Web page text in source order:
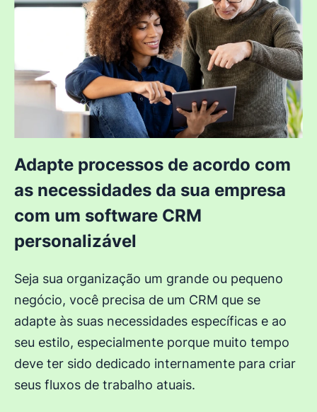
Adapte processos de acordo com
as necessidades da sua empresa
com um software CRM
personalizável
Seja sua organização um grande ou pequeno
negócio, você precisa de um CRM que se
adapte às suas necessidades específicas e ao
seu estilo, especialmente porque muito tempo
deve ter sido dedicado internamente para criar
seus fluxos de trabalho atuais.